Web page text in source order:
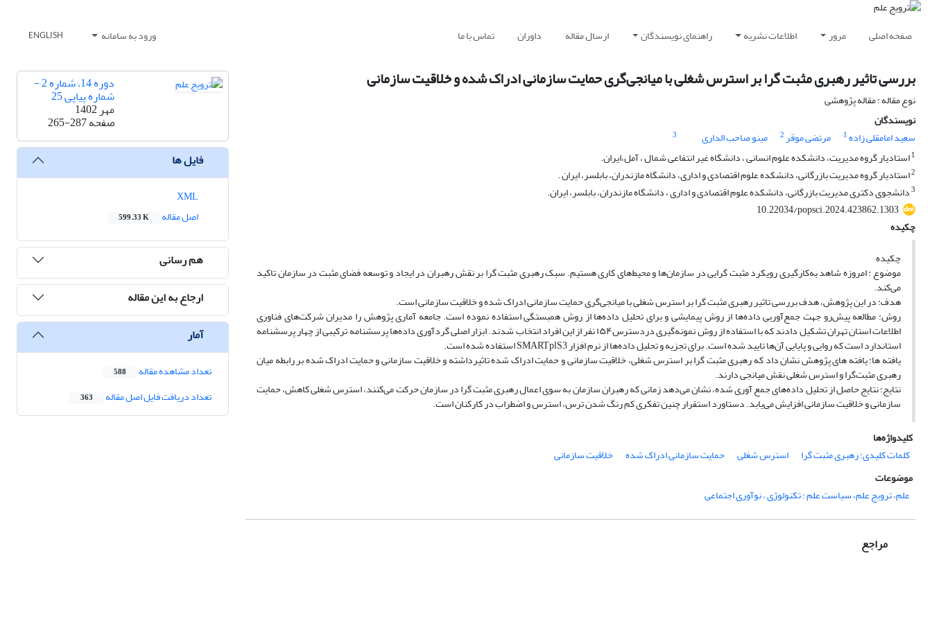
صفحه اصلی مرور اطلاعات نشریه راهنمای نویسندگان ارسال مقاله داوران تماس با ما ورود به سامانه ENGLISH
بررسی تاثیر رهبری مثبت گرا بر استرس شغلی با میانجی‌گری حمایت سازمانی ادراک شده و خلاقیت سازمانی
نوع مقاله : مقاله پژوهشی
نویسندگان
سعید امامقلی زاده1 مرتضی موقر2 مینو صاحب الداری
3
1استادیار گروه مدیریت، دانشکده علوم انسانی ، دانشگاه غیر انتفاعی شمال ، آمل،ایران.
2استادیار گروه مدیریت بازرگانی، دانشکده علوم اقتصادی و اداری، دانشگاه مازندران، بابلسر، ایران .
3دانشجوی دکتری مدیریت بازرگانی، دانشکده علوم اقتصادی و اداری ، دانشگاه مازندران، بابلسر، ایران.
10.22034/popsci.2024.423862.1303
چکیده
چکیده
موضوع : امروزه شاهد به‌کار‌گیری رویکرد مثبت گرایی در سازمان‌ها و محیط‌های کاری هستیم. سبک رهبری مثبت گرا بر نقش رهبران در ایجاد و توسعه‌ فضای مثبت در سازمان تاکید
می‌کند.
هدف: در این پژوهش، هدف بررسی تاثیر رهبری مثبت گرا بر استرس شغلی با میانجی‌گری حمایت سازمانی ادراک شده و خلاقیت سازمانی است.
روش: مطالعه پیش‌رو جهت جمع‌آوریی داده‌ها از روش پیمایشی و برای تحلیل داده‌ها از روش همبستگی استفاده نموده است. جامعه آماری پژوهش را مدیران شرکت‌های فناوری
اطلاعات استان تهران تشکیل دادند که با استفاده از روش نمونه‌گیری در‌دسترس۱۵۴ نفر از این افراد انتخاب شدند. ابزار اصلی گردآوری داده‌ها پرسشنامه ترکیبی از چهار پرسشنامه
استاندارد است که روایی و پایایی آن‌ها تایید شده است. برای تجزیه و تحلیل داده‌ها از نرم افزار SMARTplS3 استفاده شده است.
یافته ها: یافته های پژوهش نشان داد که رهبری مثبت گرا بر استرس شغلی، خلاقیت سازمانی و حمایت ادراک شده تاثیر‌داشته و خلاقیت سازمانی و حمایت ادراک شده بر رابطه میان
رهبری مثبت‌گرا و استرس شغلی نقش میانجی دارند.
نتایج: نتایج حاصل از تحلیل داده‌های جمع آوری شده، نشان می‌دهد زمانی که رهبران سازمان به سوی اعمال رهبری مثبت گرا در سازمان حرکت می‌کنند، استرس شغلی کاهش، حمایت
سازمانی و خلاقیت سازمانی افزایش می‌یابد. دستاورد استقرار چنین تفکری کم رنگ شدن ترس، استرس و اضطراب در کارکنان است.
کلیدواژه‌ها
کلمات کلیدی: رهبری مثبت گرا
استرس شغلی حمایت سازمانی ادراک شده
خلاقیت سازمانی
موضوعات
علم، ترویج علم، سیاست علم ؛ تکنولوژی ، نوآوری اجتماعی
مراجع
دوره 14، شماره 2 -
شماره پیاپی 25
مهر 1402
صفحه265-287
فایل ها
اصل مقاله
599.33 K
هم رسانی
ارجاع به این مقاله
آمار
تعداد مشاهده مقاله 588
تعداد دریافت فایل اصل مقاله 363